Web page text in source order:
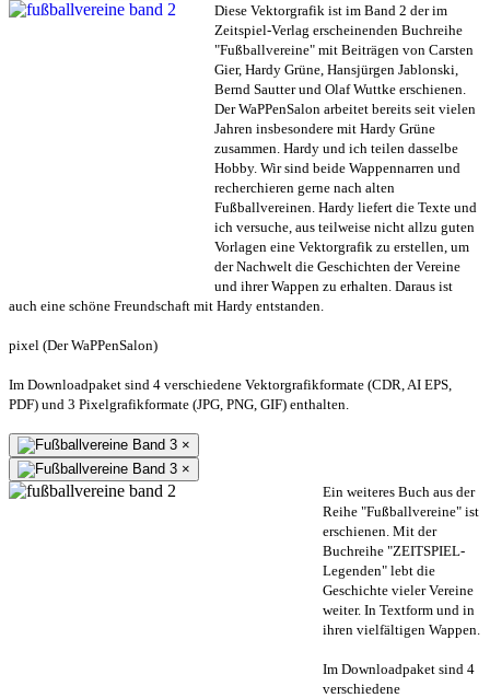
Diese Vektorgrafik ist im Band 2 der im
Zeitspiel-Verlag erscheinenden Buchreihe
"Fußballvereine" mit Beiträgen von Carsten
Gier, Hardy Grüne, Hansjürgen Jablonski,
Bernd Sautter und Olaf Wuttke erschienen.
Der WaPPenSalon arbeitet bereits seit vielen
Jahren insbesondere mit Hardy Grüne
zusammen. Hardy und ich teilen dasselbe
Hobby. Wir sind beide Wappennarren und
recherchieren gerne nach alten
Fußballvereinen. Hardy liefert die Texte und
ich versuche, aus teilweise nicht allzu guten
Vorlagen eine Vektorgrafik zu erstellen, um
der Nachwelt die Geschichten der Vereine
und ihrer Wappen zu erhalten. Daraus ist
auch eine schöne Freundschaft mit Hardy entstanden.
pixel (Der WaPPenSalon)
Im Downloadpaket sind 4 verschiedene Vektorgrafikformate (CDR, AI EPS,
PDF) und 3 Pixelgrafikformate (JPG, PNG, GIF) enthalten.
×
×
Ein weiteres Buch aus der
Reihe "Fußballvereine" ist
erschienen. Mit der
Buchreihe "ZEITSPIEL-
Legenden" lebt die
Geschichte vieler Vereine
weiter. In Textform und in
ihren vielfältigen Wappen.
Im Downloadpaket sind 4
verschiedene